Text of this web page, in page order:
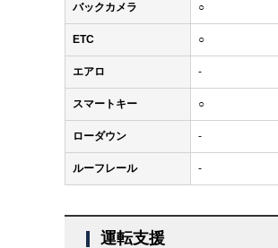
バックカメラ ○
ETC ○
エアロ -
スマートキー ○
ローダウン -
ルーフレール -
運転支援